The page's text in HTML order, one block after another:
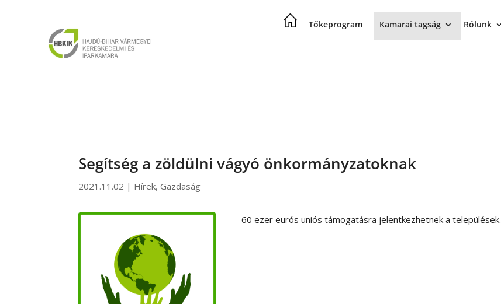
Tőkeprogram Kamarai tagság Rólunk
Segítség a zöldülni vágyó önkormányzatoknak
2021.11.02 | Hírek,Gazdaság
60 ezer eurós uniós támogatásra jelentkezhetnek a települések.